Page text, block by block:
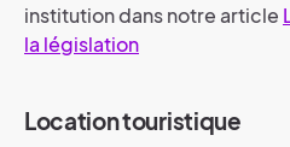
institution dans notre article
la législation
Location touristique